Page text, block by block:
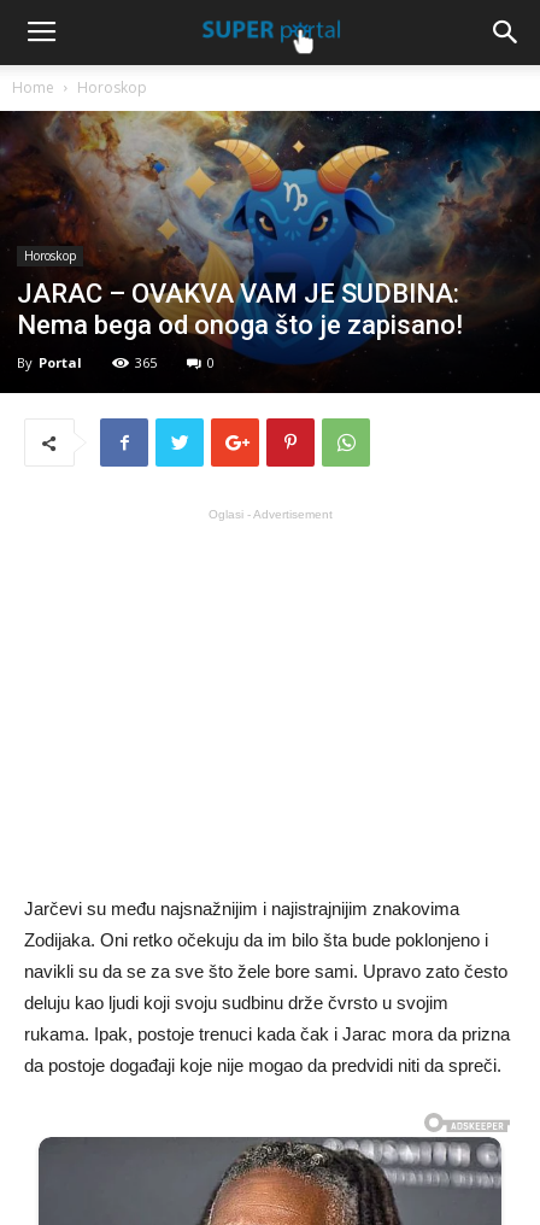
Home Horoskop
Horoskop
JARAC – OVAKVA VAM JE SUDBINA:
Nema bega od onoga što je zapisano!
By Portal 365 0
Oglasi - Advertisement
Jarčevi su među najsnažnijim i najistrajnijim znakovima
Zodijaka. Oni retko očekuju da im bilo šta bude poklonjeno i
navikli su da se za sve što žele bore sami. Upravo zato često
deluju kao ljudi koji svoju sudbinu drže čvrsto u svojim
rukama. Ipak, postoje trenuci kada čak i Jarac mora da prizna
da postoje događaji koje nije mogao da predvidi niti da spreči.